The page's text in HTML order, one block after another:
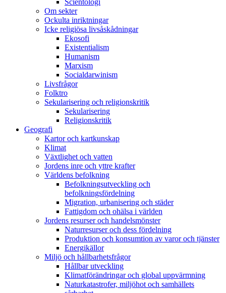
Om sekter
Ockulta inriktningar
Icke religiösa livsåskådningar
Ekosofi
Existentialism
Humanism
Marxism
Socialdarwinism
Livsfrågor
Folktro
Sekularisering och religionskritik
Sekularisering
Religionskritik
Geografi
Kartor och kartkunskap
Klimat
Växtlighet och vatten
Jordens inre och yttre krafter
Världens befolkning
Befolkningsutveckling och
befolkningsfördelning
Migration, urbanisering och städer
Fattigdom och ohälsa i världen
Jordens resurser och handelsmönster
Naturresurser och dess fördelning
Produktion och konsumtion av varor och tjänster
Energikällor
Miljö och hållbarhetsfrågor
Hållbar utveckling
Klimatförändringar och global uppvärmning
Naturkatastrofer, miljöhot och samhällets